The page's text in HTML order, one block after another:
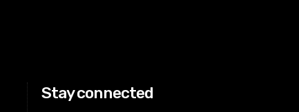
Stay connected